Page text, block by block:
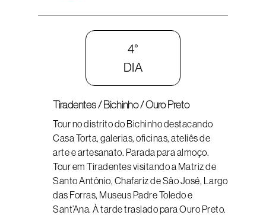
4°
DIA
Tiradentes / Bichinho / Ouro Preto
Tour no distrito do Bichinho destacando
Casa Torta, galerias, oficinas, ateliês de
arte e artesanato. Parada para almoço.
Tour em Tiradentes visitando a Matriz de
Santo Antônio, Chafariz de São José, Largo
das Forras, Museus Padre Toledo e
Sant’Ana. À tarde traslado para Ouro Preto.